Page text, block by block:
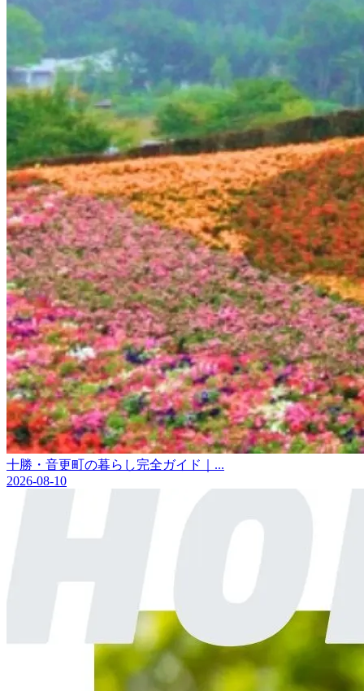
十勝・音更町の暮らし完全ガイド｜...
2026-08-10